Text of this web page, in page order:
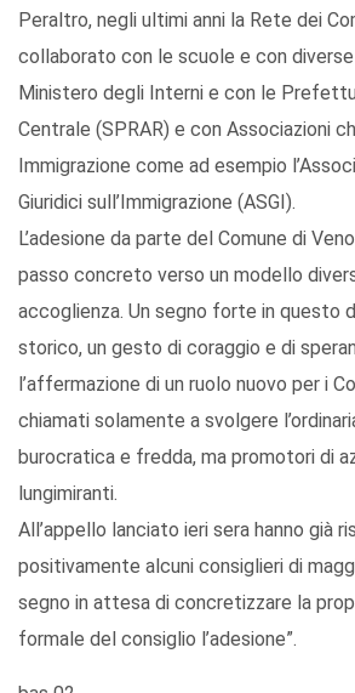
Peraltro, negli ultimi anni la Rete dei
collaborato con le scuole e con diverse
Ministero degli Interni e con le
Centrale (SPRAR) e con Associazioni
Immigrazione come ad esempio
Giuridici sull’Immigrazione (ASGI).
L’adesione da parte del Comune di
passo concreto verso un modello
accoglienza. Un segno forte in questo
storico, un gesto di coraggio e di
l’affermazione di un ruolo nuovo per i
chiamati solamente a svolgere
burocratica e fredda, ma promotori di
lungimiranti.
All’appello lanciato ieri sera hanno già
positivamente alcuni consiglieri di
segno in attesa di concretizzare la
formale del consiglio l’adesione”.